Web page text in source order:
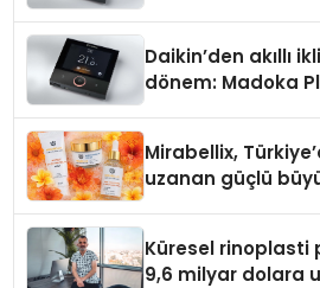
Daikin’den akıllı
dönem: Madoka
Mirabellix,
uzanan güçlü
Küresel rinoplasti
9,6 milyar dolara